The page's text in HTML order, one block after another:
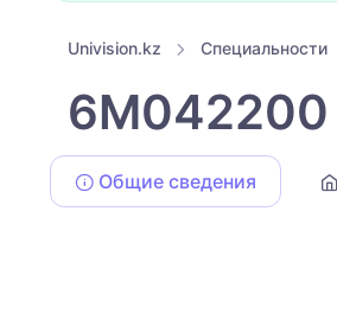
Univision.kz Специальности
6M042200
Общие сведения